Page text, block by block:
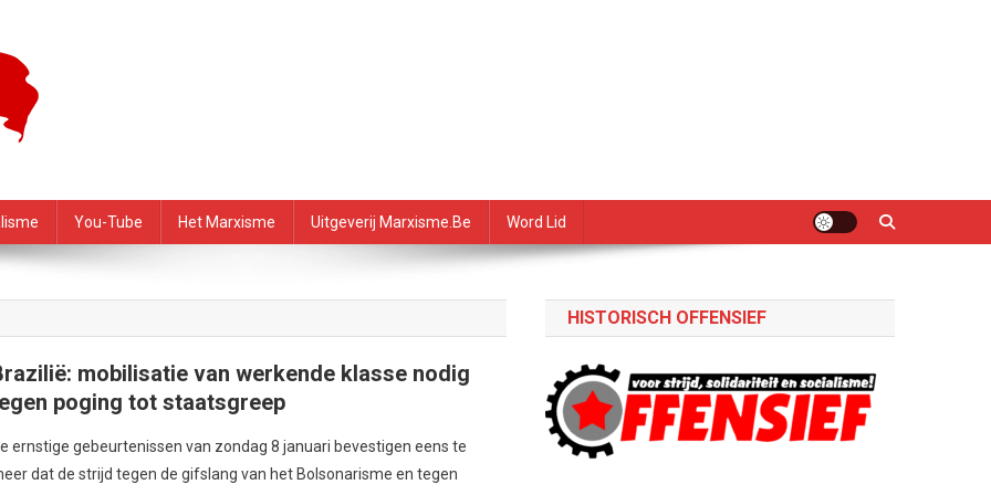
You-Tube Het Marxisme Uitgeverij Marxisme.be Word Lid
mobilisatie van werkende klasse nodig
poging tot staatsgreep
ernstige gebeurtenissen van zondag 8 januari bevestigen eens te
dat de strijd tegen de gifslang van het Bolsonarisme en tegen
HISTORISCH OFFENSIEF